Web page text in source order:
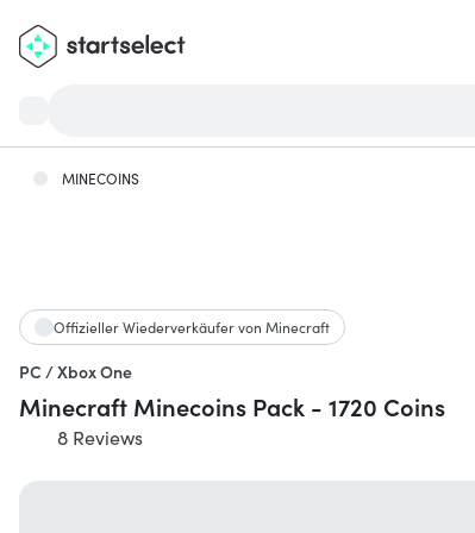
MINECOINS
Offizieller Wiederverkäufer von Minecraft
PC / Xbox One
Minecraft Minecoins Pack - 1720 Coins
8 Reviews